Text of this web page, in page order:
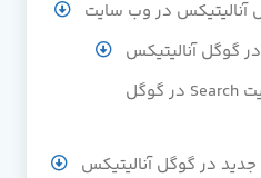
آنالیتیکس در وب سایت
گوگل آنالیتیکس
آموزش تنظیم جستجو سایت Search در گوگل
در گوگل آنالیتیکس